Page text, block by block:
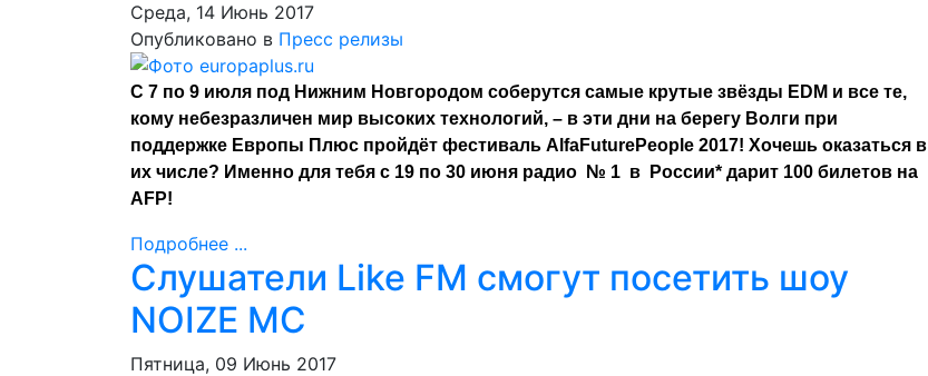
Среда, 14 Июнь 2017
Опубликовано в Пресс релизы
С 7 по 9 июля под Нижним Новгородом соберутся самые крутые звёзды EDM и все те,
кому небезразличен мир высоких технологий, – в эти дни на берегу Волги при
поддержке Европы Плюс пройдёт фестиваль AlfaFuturePeople 2017! Хочешь оказаться в
их числе? Именно для тебя с 19 по 30 июня радио № 1 в России* дарит 100 билетов на
AFP!
Подробнее ...
Слушатели Like FM смогут посетить шоу
NOIZE MC
Пятница, 09 Июнь 2017